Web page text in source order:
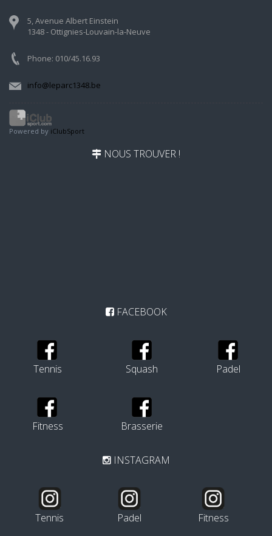
5, Avenue Albert Einstein
1348 - Ottignies-Louvain-la-Neuve
Phone: 010/45.16.93
info@leparc1348.be
Powered by iClubSport
NOUS TROUVER !
FACEBOOK
Tennis Squash Padel
Fitness Brasserie
INSTAGRAM
Tennis Padel Fitness